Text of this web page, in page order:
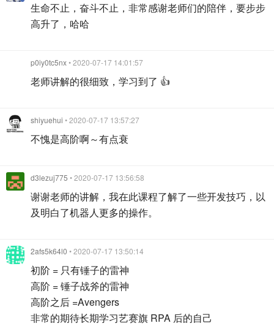
生命不止，奋斗不止，非常感谢老师们的陪伴，要步步
高升了，哈哈
p0iy0tc5nx• 2020-07-17 14:01:57
老师讲解的很细致，学习到了 👍
shiyuehui • 2020-07-17 13:57:27
不愧是高阶啊～有点衰
d3lezuj775 • 2020-07-17 13:56:58
谢谢老师的讲解，我在此课程了解了一些开发技巧，以
及明白了机器人更多的操作。
2afs5k64l0 • 2020-07-17 13:50:14
初阶 = 只有锤子的雷神
高阶 = 锤子战斧的雷神
高阶之后 =Avengers
非常的期待长期学习艺赛旗 RPA 后的自己